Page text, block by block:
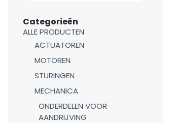
Categorieën
ALLE PRODUCTEN
ACTUATOREN
MOTOREN
STURINGEN
MECHANICA
ONDERDELEN VOOR
AANDRIJVING